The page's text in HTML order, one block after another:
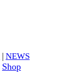
| NEWS
Shop